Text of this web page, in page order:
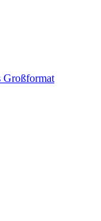
Großformat